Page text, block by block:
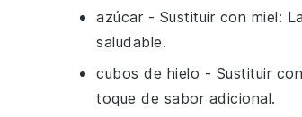
azúcar - Sustituir con miel:
saludable.
cubos de hielo - Sustituir con
toque de sabor adicional.